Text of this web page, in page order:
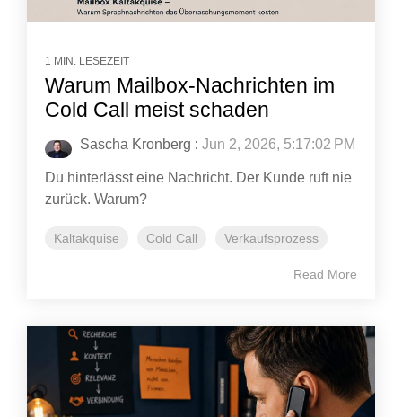
1 MIN. LESEZEIT
Warum Mailbox-Nachrichten im
Cold Call meist schaden
Sascha Kronberg : Jun 2, 2026, 5:17:02 PM
Du hinterlässt eine Nachricht. Der Kunde ruft nie
zurück. Warum?
Kaltakquise Cold Call Verkaufsprozess
Read More